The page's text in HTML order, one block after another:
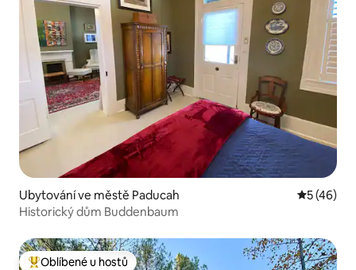
Ubytování ve městě Paducah Průměrné
5 (46)
Historický dům Buddenbaum
Oblíbené u hostů